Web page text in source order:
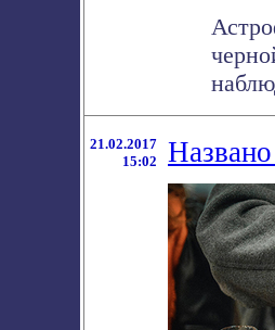
21.02.2017
15:02